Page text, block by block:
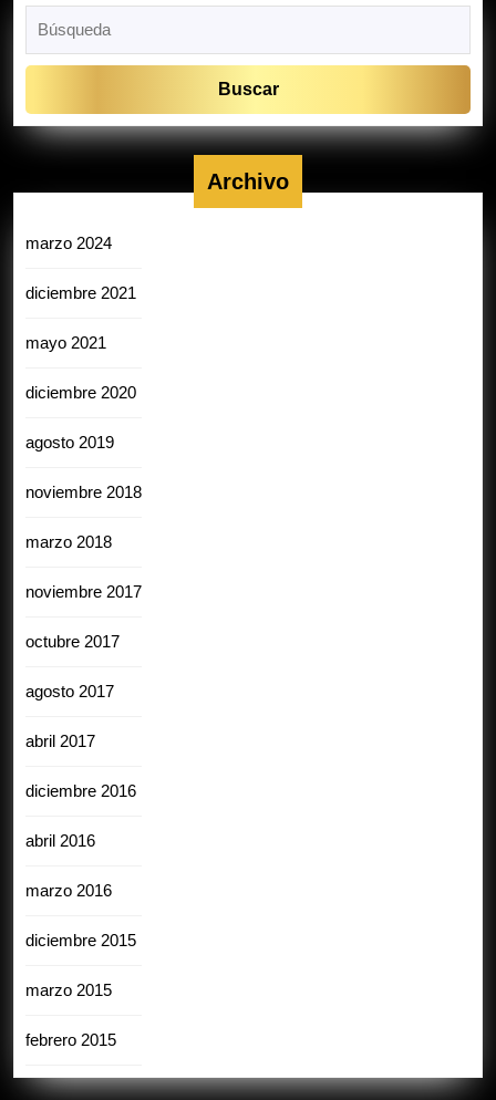
Archivo
marzo 2024
diciembre 2021
mayo 2021
diciembre 2020
agosto 2019
noviembre 2018
marzo 2018
noviembre 2017
octubre 2017
agosto 2017
abril 2017
diciembre 2016
abril 2016
marzo 2016
diciembre 2015
marzo 2015
febrero 2015